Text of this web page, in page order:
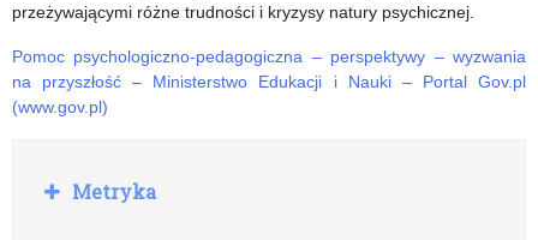
przeżywającymi różne trudności i kryzysy natury psychicznej.
Pomoc psychologiczno-pedagogiczna – perspektywy – wyzwania
na przyszłość – Ministerstwo Edukacji i Nauki – Portal Gov.pl
(www.gov.pl)
R
o
Metryka